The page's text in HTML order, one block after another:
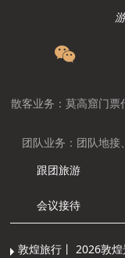
散客业务：莫高窟门票
团队业务：团队地
跟团旅游
会议接待
敦煌旅行丨 2026敦